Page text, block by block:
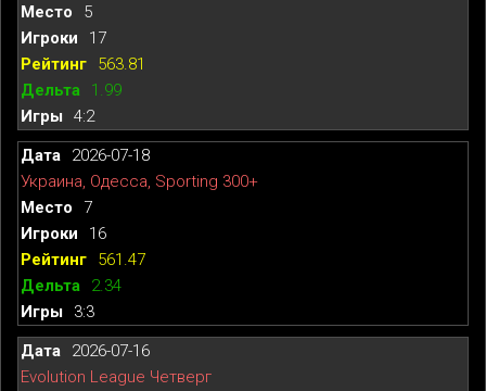
5
17
563.81
1.99
4:2
2026-07-18
Украина, Одесса, Sporting 300+
7
16
561.47
2.34
3:3
2026-07-16
Evolution League Четверг